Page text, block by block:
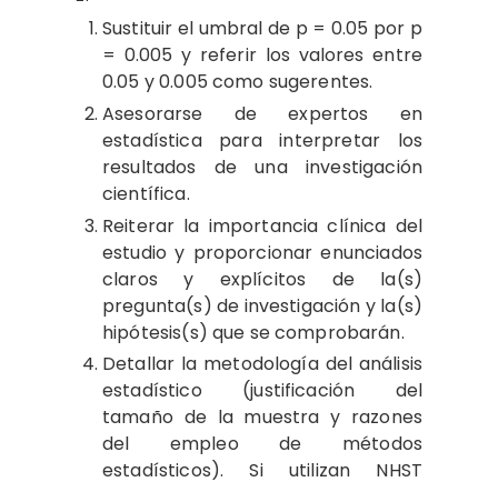
Sustituir el umbral de p = 0.05 por p
= 0.005 y referir los valores entre
0.05 y 0.005 como sugerentes.
Asesorarse de expertos en
estadística para interpretar los
resultados de una investigación
científica.
Reiterar la importancia clínica del
estudio y proporcionar enunciados
claros y explícitos de la(s)
pregunta(s) de investigación y la(s)
hipótesis(s) que se comprobarán.
Detallar la metodología del análisis
estadístico (justificación del
tamaño de la muestra y razones
del empleo de métodos
estadísticos). Si utilizan NHST